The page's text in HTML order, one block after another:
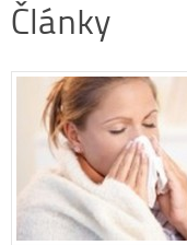
Články